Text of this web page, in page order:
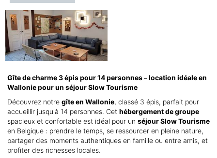
Gîte de charme 3 épis pour 14 personnes – location idéale en
Wallonie pour un séjour Slow Tourisme
Découvrez notre gîte en Wallonie, classé 3 épis, parfait pour
accueillir jusqu'à 14 personnes. Cet hébergement de groupe
spacieux et confortable est idéal pour un séjour Slow Tourisme
en Belgique : prendre le temps, se ressourcer en pleine nature,
partager des moments authentiques en famille ou entre amis, et
profiter des richesses locales.